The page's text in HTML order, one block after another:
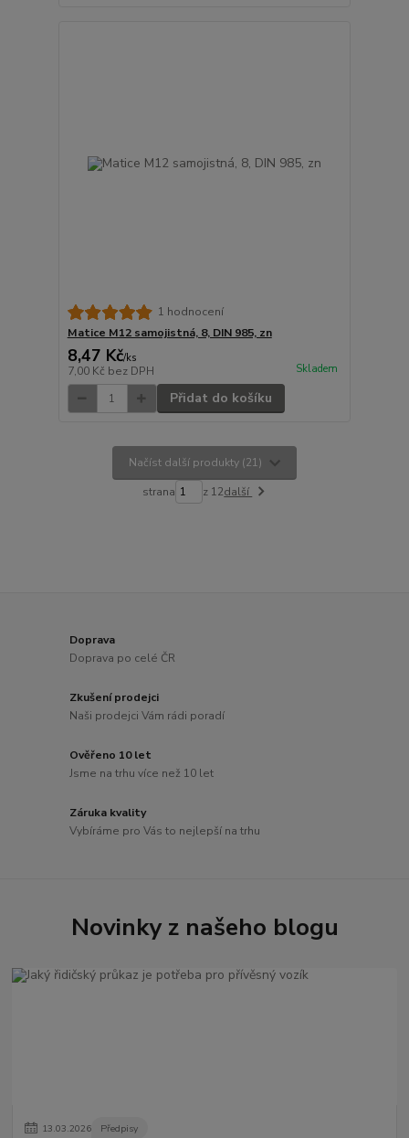
1 hodnocení
Matice M12 samojistná, 8, DIN 985, zn
8,47 Kč/ks
7,00 Kč bez DPH Skladem
Přidat do košíku
Načíst další produkty (21)
strana z 12další
Doprava
Doprava po celé ČR
Zkušení prodejci
Naši prodejci Vám rádi poradí
Ověřeno 10 let
Jsme na trhu více než 10 let
Záruka kvality
Vybíráme pro Vás to nejlepší na trhu
Novinky z našeho blogu
13.03.2026 Předpisy